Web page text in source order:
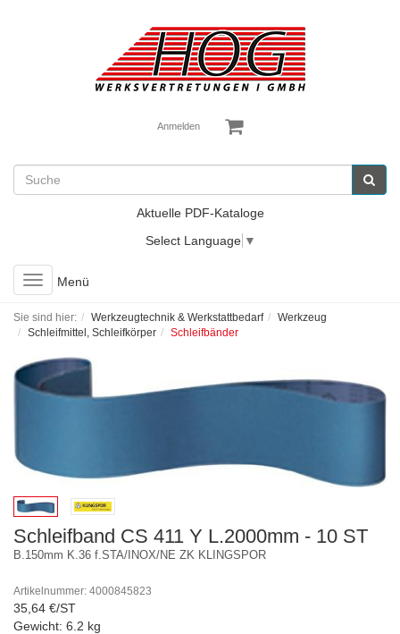
Anmelden
Aktuelle PDF-Kataloge
Select Language ▼
Toggle
navigation
Menü
Sie sind hier: Werkzeugtechnik & Werkstattbedarf
Werkzeug
Schleifmittel, Schleifkörper
Schleifbänder
Schleifband CS 411 Y L.2000mm - 10 ST
B.150mm K.36 f.STA/INOX/NE ZK KLINGSPOR
Artikelnummer: 4000845823
35,64 €/ST
Gewicht: 6.2 kg